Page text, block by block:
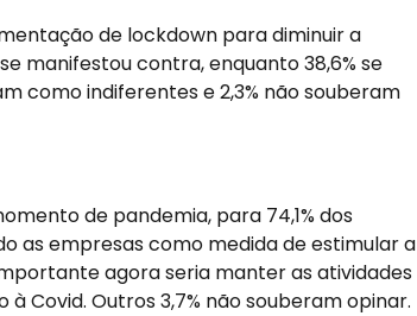
de lockdown para diminuir a
manifestou contra, enquanto 38,6% se
como indiferentes e 2,3% não souberam
de pandemia, para 74,1% dos
as empresas como medida de estimular a
agora seria manter as atividades
Covid. Outros 3,7% não souberam opinar.